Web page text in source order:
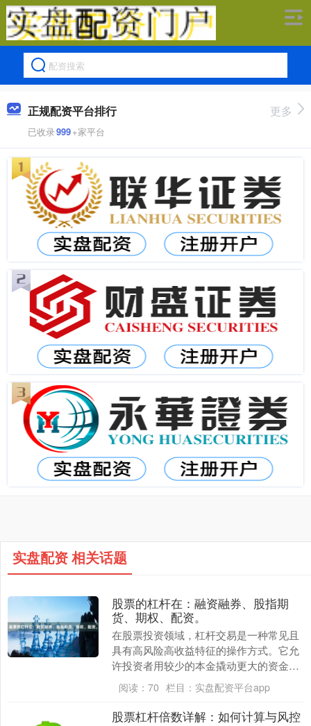
正规配资平台排行
已收录999+家平台
更多
实盘配资 相关话题
股票的杠杆在：融资融券、股指期
货、期权、配资。
在股票投资领域，杠杆交易是一种常见且
具有高风险高收益特征的操作方式。它允
许投资者用较少的本金撬动更大的资金规
模，从而放大投资收益。目前，A股市场
中常见的杠杆工具....
阅读： 70 栏目： 实盘配资平台app
股票杠杆倍数详解：如何计算与风控